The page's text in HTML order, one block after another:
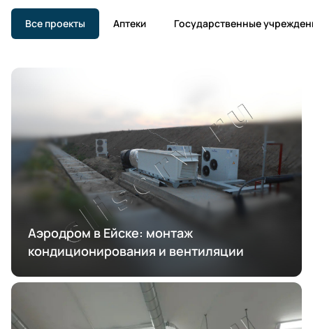
Все проекты Аптеки Государственные
Аэродром в Ейске: монтаж
кондиционирования и вентиляции